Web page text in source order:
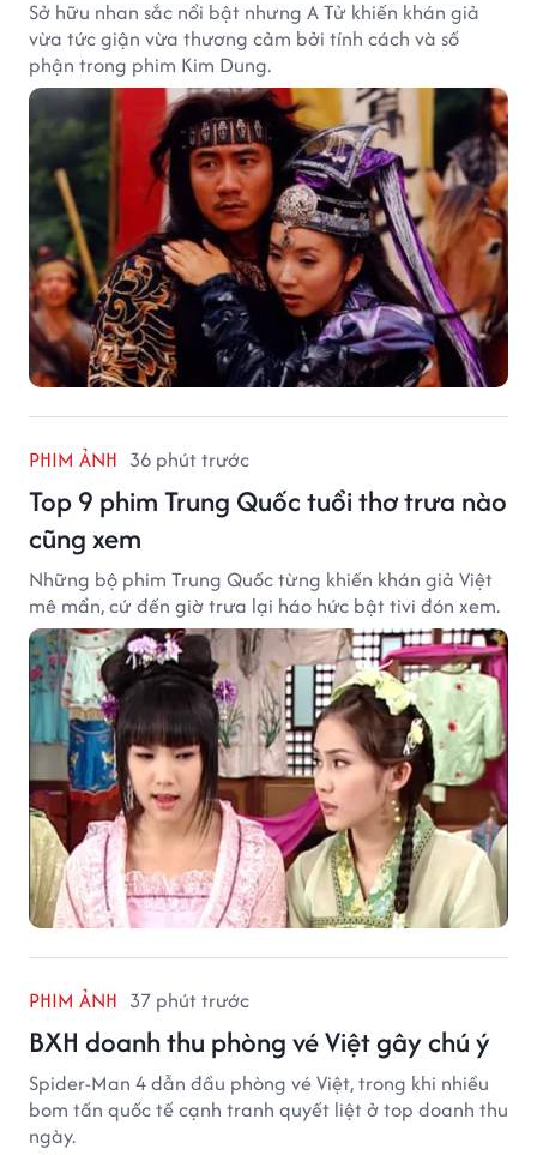
Sở hữu nhan sắc nổi bật nhưng A Tử khiến khán giả
vừa tức giận vừa thương cảm bởi tính cách và số
phận trong phim Kim Dung.
PHIM ẢNH 36 phút trước
Top 9 phim Trung Quốc tuổi thơ trưa nào
cũng xem
Những bộ phim Trung Quốc từng khiến khán giả Việt
mê mẩn, cứ đến giờ trưa lại háo hức bật tivi đón xem.
PHIM ẢNH 37 phút trước
BXH doanh thu phòng vé Việt gây chú ý
Spider-Man 4 dẫn đầu phòng vé Việt, trong khi nhiều
bom tấn quốc tế cạnh tranh quyết liệt ở top doanh thu
ngày.